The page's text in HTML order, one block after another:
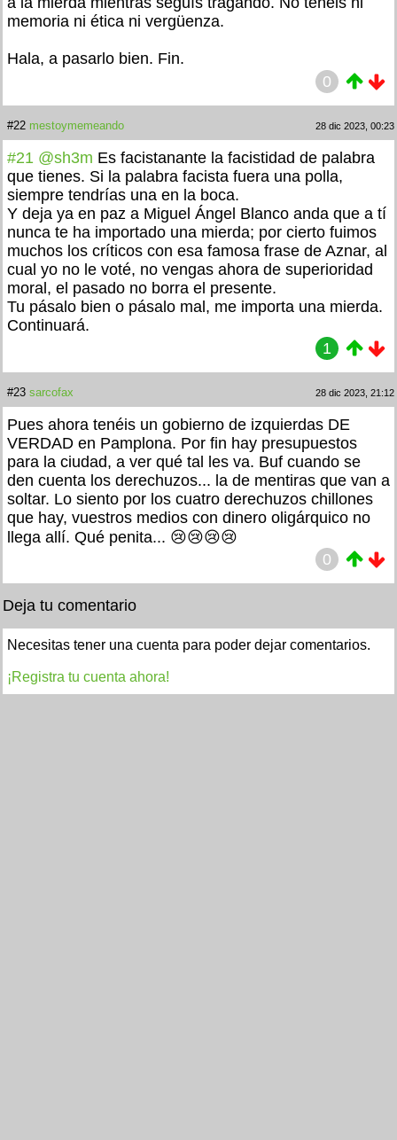
memoria ni ética ni vergüenza.
Hala, a pasarlo bien. Fin.
0
#22 mestoymemeando 28 dic 2023, 00:23
#21 @sh3m Es facistanante la facistidad de palabra
que tienes. Si la palabra facista fuera una polla,
siempre tendrías una en la boca.
Y deja ya en paz a Miguel Ángel Blanco anda que a tí
nunca te ha importado una mierda; por cierto fuimos
muchos los críticos con esa famosa frase de Aznar, al
cual yo no le voté, no vengas ahora de superioridad
moral, el pasado no borra el presente.
Tu pásalo bien o pásalo mal, me importa una mierda.
Continuará.
1
#23 sarcofax 28 dic 2023, 21:12
Pues ahora tenéis un gobierno de izquierdas DE
VERDAD en Pamplona. Por fin hay presupuestos
para la ciudad, a ver qué tal les va. Buf cuando se
den cuenta los derechuzos... la de mentiras que van a
soltar. Lo siento por los cuatro derechuzos chillones
que hay, vuestros medios con dinero oligárquico no
llega allí. Qué penita... 😢😢😢😢
0
Deja tu comentario
Necesitas tener una cuenta para poder dejar comentarios.
¡Registra tu cuenta ahora!